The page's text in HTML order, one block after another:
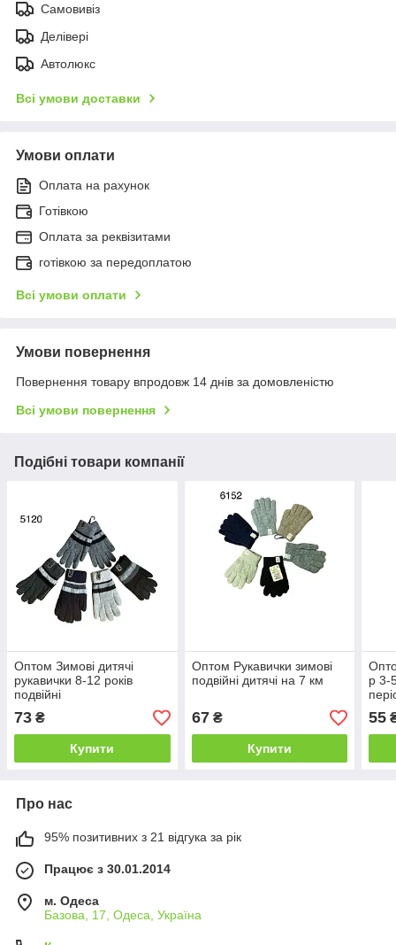
Самовивіз
Делівері
Автолюкс
Всі умови доставки
Умови оплати
Оплата на рахунок
Готівкою
Оплата за реквізитами
готівкою за передоплатою
Всі умови оплати
Умови повернення
Повернення товару впродовж 14 днів за домовленістю
Всі умови повернення
Подібні товари компанії
Оптом Зимові дитячі
рукавички 8-12 років
подвійні
73 ₴
Купити
Оптом Рукавички зимові
подвійні дитячі на 7 км
67₴
Купити
р 3-
55
Про нас
95% позитивних з 21 відгука за рік
Працює з 30.01.2014
м. Одеса
Базова, 17, Одеса, Україна